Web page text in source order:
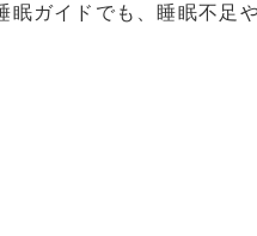
ガイドでも、睡眠不足